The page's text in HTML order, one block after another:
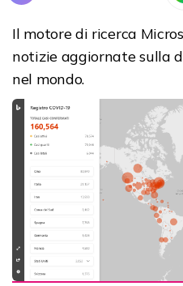
Il motore di ricerca
notizie aggiornate sulla
nel mondo.